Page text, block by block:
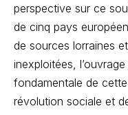
perspective sur ce
de cinq pays
de sources lorraines
inexploitées,
fondamentale de
révolution sociale et